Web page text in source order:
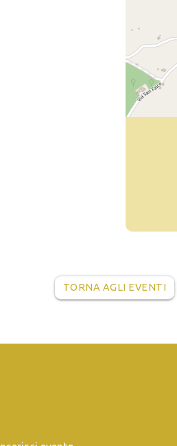
TORNA AGLI EVENTI